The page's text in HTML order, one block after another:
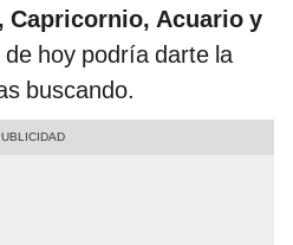
Capricornio, Acuario y
hoy podría darte la
buscando.